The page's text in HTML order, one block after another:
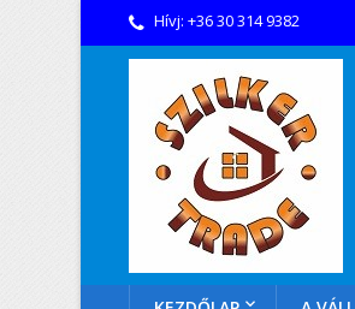
Hívj:+36 30 314 9382